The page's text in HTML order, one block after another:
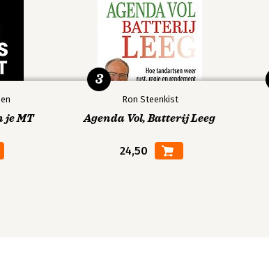
je MT
Ron Steenkist
Agenda Vol, Batterij Leeg
24,50
3